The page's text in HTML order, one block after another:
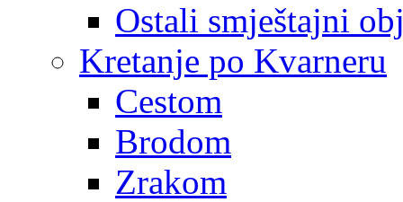
Ostali smještajni
Kretanje po Kvarneru
Cestom
Brodom
Zrakom